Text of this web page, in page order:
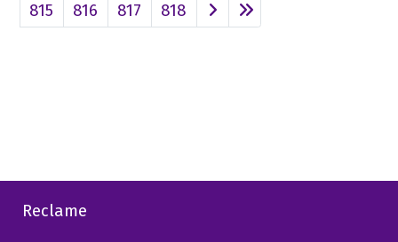
815
816 817 818
Reclame